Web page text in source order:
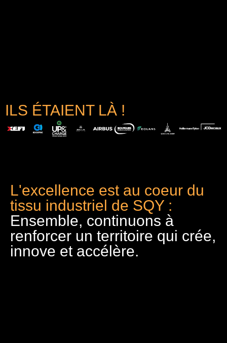
ILS ÉTAIENT LÀ !
L'excellence est au coeur du
tissu industriel de SQY :
Ensemble, continuons à
renforcer un territoire qui crée,
innove et accélère.